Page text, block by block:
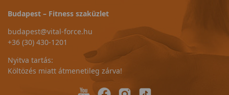
Budapest – Fitness szaküzlet
budapest@vital-force.hu
+36 (30) 430-1201
Nyitva tartás:
Költözés miatt átmenetileg zárva!